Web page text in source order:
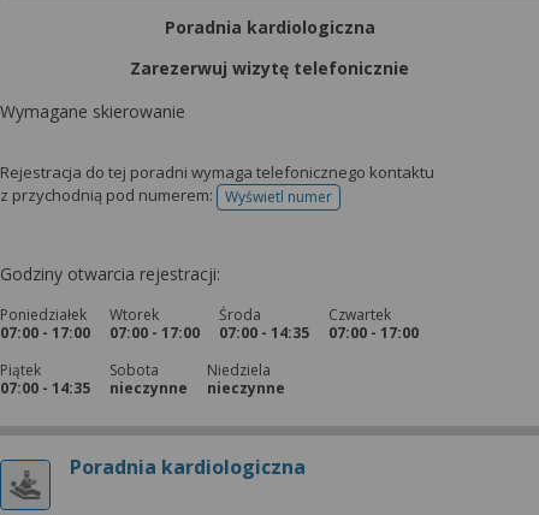
Poradnia kardiologiczna
Zarezerwuj wizytę telefonicznie
Wymagane skierowanie
Rejestracja do tej poradni wymaga telefonicznego kontaktu
z przychodnią pod numerem:
Wyświetl numertelefonu do rejestracji
Godziny otwarcia rejestracji:
Poniedziałek
07:00 - 17:00
Wtorek
07:00 - 17:00
Środa
07:00 - 14:35
Czwartek
07:00 - 17:00
Piątek
07:00 - 14:35
Sobota
nieczynne
Niedziela
nieczynne
Poradnia kardiologiczna